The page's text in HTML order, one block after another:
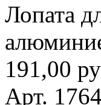
Лопата
191,00
Арт.